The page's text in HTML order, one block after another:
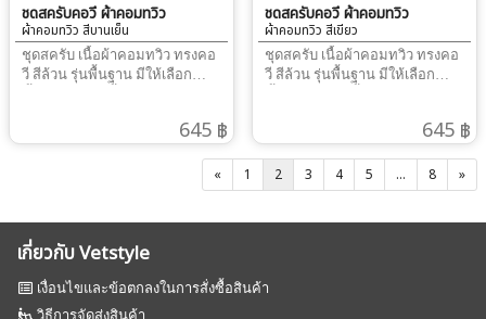
การวัดขนาด ของเสื้อและ
กางเกง1. วัดขนาด รอบอก ของผู้
สวมใส่จริง ให้บวกเพิ่ม + 4-6 นิ้ว
ทั้งนี้ ขึ้นกับ สรีระของผู้สวมใส่เอง
เนื่องจากเนื้อผ้าไม่ยืด ต้องเผื่อ
นั่ง2. วัดขนาด สะโพก ของผู้สวม
ใส่จริง ให้บวกเพิ่ม + 4-6 นิ้ว ทั้งนี้
กางเกงเป็นทรงเอว ยืด พร้อมสาย
ผูก ให้วัดสะโพกเป็นหลัก ไม่ต้อง
วัดที่เอว
การวัดขนาด ของเสื้อและ
กางเกง1. วัดขนาด รอบอก ของผู้
สวมใส่จริง ให้บวกเพิ่ม + 4-6 นิ้ว
ทั้งนี้ ขึ้นกับ สรีระของผู้สวมใส่เอง
เนื่องจากเนื้อผ้าไม่ยืด ต้องเผื่อ
นั่ง2. วัดขนาด สะโพก ของผู้สวม
ใส่จริง ให้บวกเพิ่ม + 4-6 นิ้ว ทั้งนี้
ขึ้นกับ สรีระของผู้สวมใส่เอง
เนื่องจากเนื้อผ้าไม่ยืด ต้องเผื่อ
กางเกงเป็นทรงเอว ยืด พร้อมสาย
ชุดสครับคอวี ผ้าคอมทวิว
ผ้าคอมทวิว สีบานเย็น
ชุดสครับ เนื้อผ้าคอมทวิว ทรงคอ
วี สีล้วน รุ่นพื้นฐาน มีให้เลือก
โลโก้ หากใช้งานในกลุ่มงาน
คอตตอน เสื้อติดขนบ้างตามปรกติ
ของผ้าคอตตอน คำแนะนำใน
สวมใส่จริง ให้บวกเพิ่ม + 4-6 นิ้ว
เนื่องจากเนื้อผ้าไม่ยืด ต้องเผื่อ
หลวม ให้สวมใส่ได้จริง เผื่อลุก
645 ฿
ชุดสครับคอวี ผ้าคอมทวิว
ผ้าคอมทวิว สีเขียว
ชุดสครับ เนื้อผ้าคอมทวิว ทรงคอ
วี สีล้วน รุ่นพื้นฐาน มีให้เลือก
โลโก้ หากใช้งานในกลุ่มงาน
คอตตอน เสื้อติดขนบ้างตามปรกติ
ของผ้าคอตตอน คำแนะนำใน
เนื่องจากเนื้อผ้าไม่ยืด ต้องเผื่อ
645 ฿
« 1 2 3 4 5 ... 8 »
เกี่ยวกับ Vetstyle
เงื่อนไขและข้อตกลงในการสั่งซื้อสินค้า
วิธีการจัดส่งสินค้า